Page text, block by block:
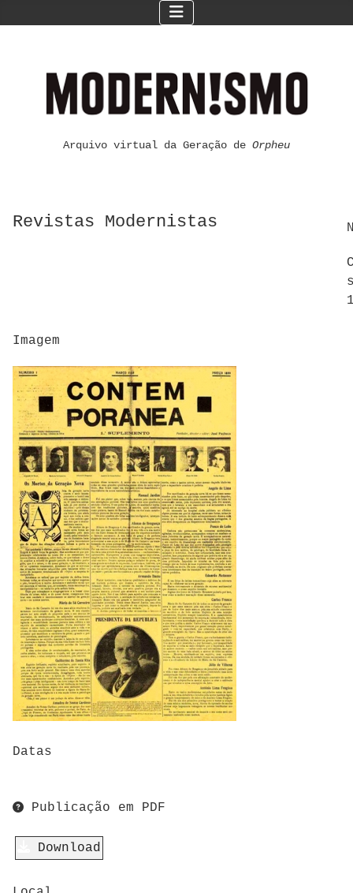
Arquivo virtual da Geração de Orpheu
Revistas Modernistas
Imagem
Datas
Publicação em PDF
Download